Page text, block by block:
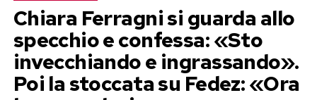
così di un volto molto amato dal pubblico
italiano. Rossella Brescia sarà infatti una delle
nuove protagoniste della serie, anche se al
momento non sono stati resi noti dettagli sul
personaggio che interpreterà.
Chiara Ferragni si guarda allo
specchio e confessa: «Sto
invecchiando e ingrassando».
Poi la stoccata su Fedez: «Ora